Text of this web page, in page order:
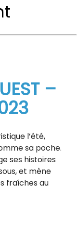
–
l’été,
sa poche.
ses histoires
et mène
fraîches au